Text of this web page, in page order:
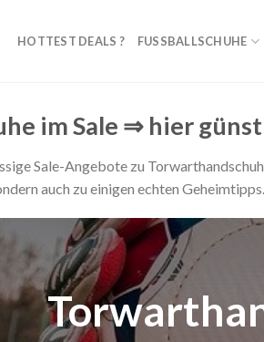
HOTTEST DEALS ? FUSSBALLSCHUHE
im Sale ⇒ hier
Sale-Angebote zu
auch zu einigen echten